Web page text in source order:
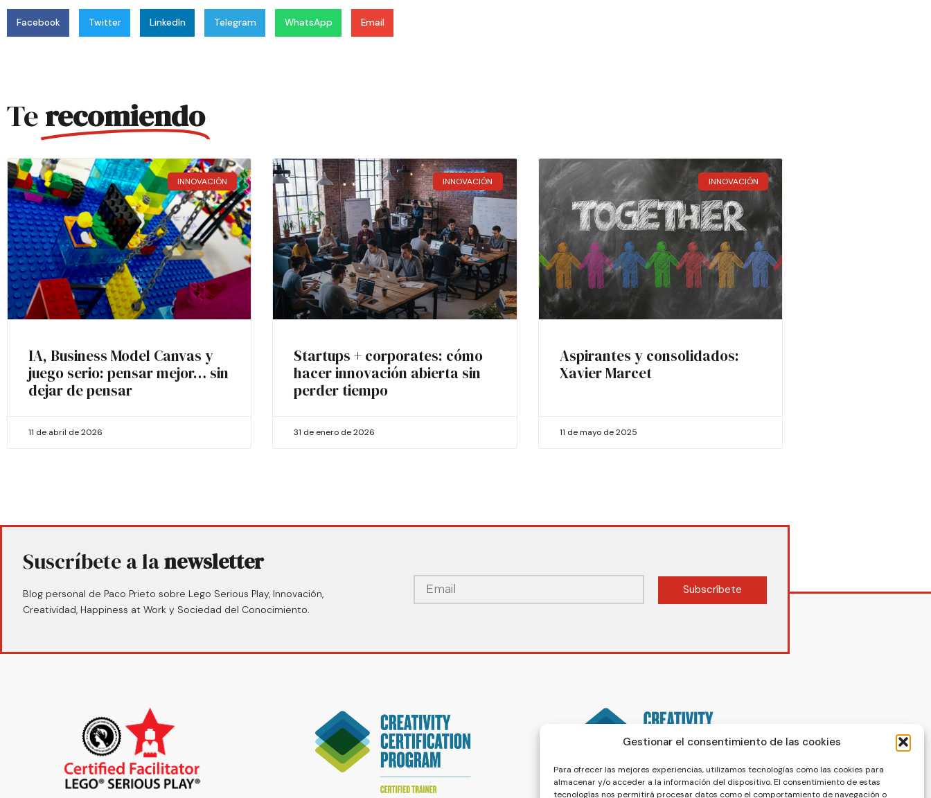
Gestionar el consentimiento de las cookies
Para ofrecer las mejores experiencias, utilizamos tecnologías como las cookies para
almacenar y/o acceder a la información del dispositivo. El consentimiento de estas
tecnologías nos permitirá procesar datos como el comportamiento de navegación o
Facebook Twitter LinkedIn Telegram WhatsApp Email
Terecomiendo
INNOVACIÓN
IA, Business Model Canvas y
juego serio: pensar mejor… sin
dejar de pensar
11 de abril de 2026
INNOVACIÓN
Startups + corporates: cómo
hacer innovación abierta sin
perder tiempo
31 de enero de 2026
INNOVACIÓN
Aspirantes y consolidados:
Xavier Marcet
11 de mayo de 2025
Suscríbete a lanewsletter
Blog personal de Paco Prieto sobre Lego Serious Play, Innovación,
Creatividad, Happiness at Work y Sociedad del Conocimiento.
Subscríbete